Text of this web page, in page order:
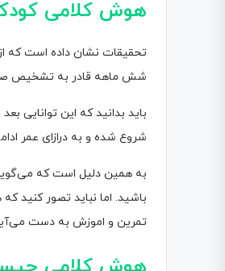
هوش کلامی
تحقیقات نشان داده است که از
شش ماهه قادر به تشخیص
باید بدانید که این توانایی
شروع شده و به درازای عمر
به همین دلیل است که
باشید. اما نباید تصور
تمرین و اموزش به دست